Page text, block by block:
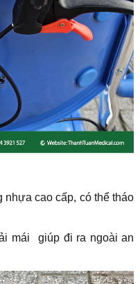
nhựa cao cấp, có thể tháo
mái
giúp đi ra ngoài an